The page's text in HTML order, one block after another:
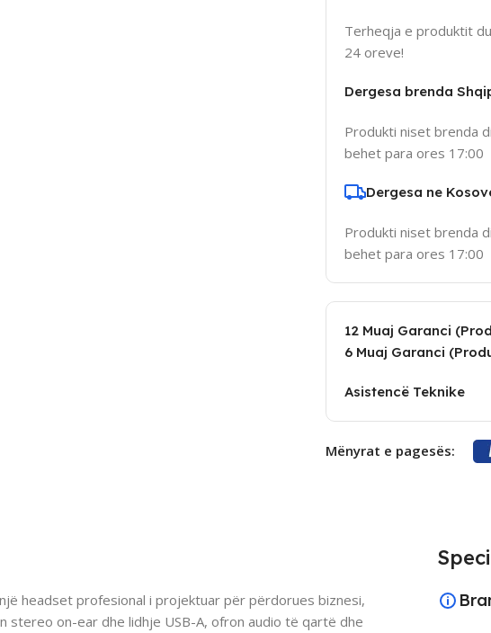
Terheqja e produktit
24 oreve!
Dergesa brenda
Produkti niset brenda
behet para ores 17:00
Dergesa ne
Produkti niset brenda
behet para ores 17:00
12 Muaj Garanci
6 Muaj Garanci
Asistencë Teknike
Mënyrat e pagesës:
headset profesional i projektuar për përdorues biznesi,
stereo on-ear dhe lidhje USB-A, ofron audio të qartë dhe